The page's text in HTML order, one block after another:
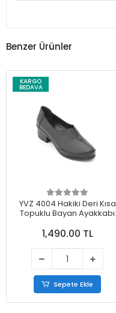
Benzer Ürünler
KARGO
BEDAVA
YVZ 4004 Hakiki Deri Kısa
Topuklu Bayan Ayakkabı
1,490.00 TL
Sepete Ekle